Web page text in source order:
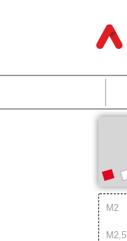
М2
М2,5